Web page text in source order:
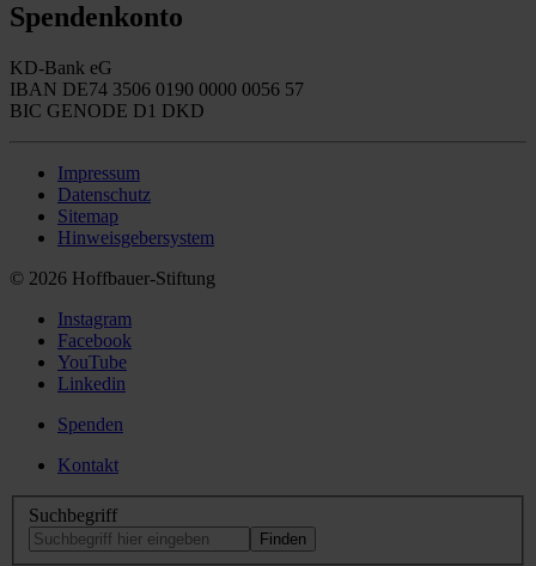
Spendenkonto
KD-Bank eG
IBAN DE74 3506 0190 0000 0056 57
BIC GENODE D1 DKD
Impressum
Datenschutz
Sitemap
Hinweisgebersystem
© 2026 Hoffbauer-Stiftung
Instagram
Facebook
YouTube
Linkedin
Spenden
Kontakt
Suchbegriff